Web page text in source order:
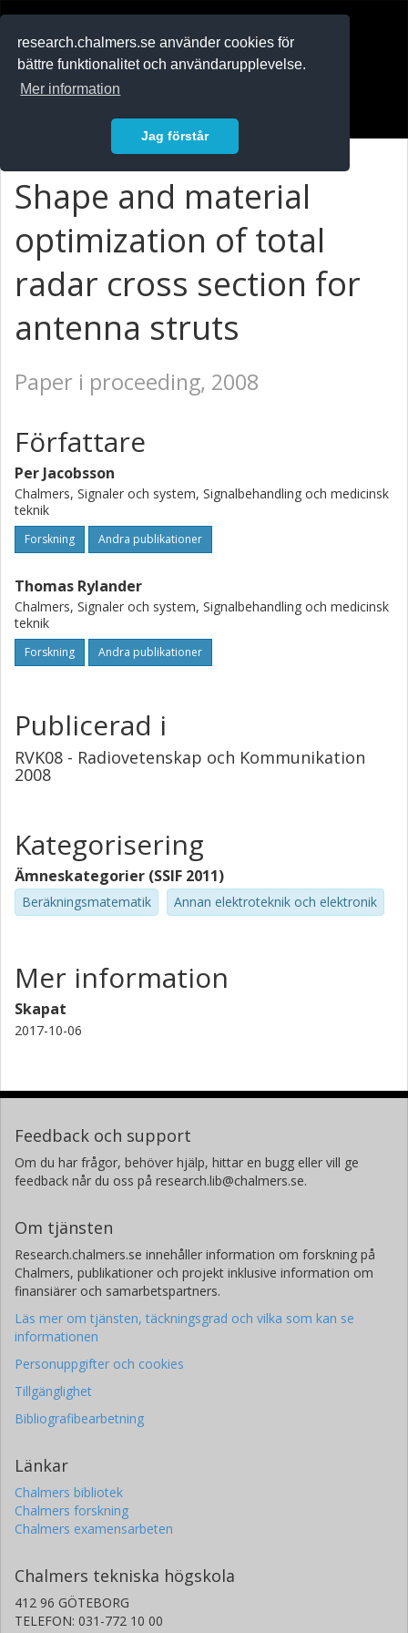
research.chalmers.se använder cookies för
bättre funktionalitet och användarupplevelse.
Mer information
Jag förstår
Shape and material
optimization of total
radar cross section for
antenna struts
Paper i proceeding, 2008
Författare
Per Jacobsson
Chalmers, Signaler och system, Signalbehandling och medicinsk
teknik
Forskning Andra publikationer
Thomas Rylander
Chalmers, Signaler och system, Signalbehandling och medicinsk
teknik
Forskning Andra publikationer
Publicerad i
RVK08 - Radiovetenskap och Kommunikation
2008
Kategorisering
Ämneskategorier (SSIF 2011)
Beräkningsmatematik Annan elektroteknik och elektronik
Mer information
Skapat
2017-10-06
Feedback och support
Om du har frågor, behöver hjälp, hittar en bugg eller vill ge
feedback når du oss på research.lib@chalmers.se.
Om tjänsten
Research.chalmers.se innehåller information om forskning på
Chalmers, publikationer och projekt inklusive information om
finansiärer och samarbetspartners.
Läs mer om tjänsten, täckningsgrad och vilka som kan se
informationen
Personuppgifter och cookies
Tillgänglighet
Bibliografibearbetning
Länkar
Chalmers bibliotek
Chalmers forskning
Chalmers examensarbeten
Chalmers tekniska högskola
412 96 GÖTEBORG
TELEFON: 031-772 10 00